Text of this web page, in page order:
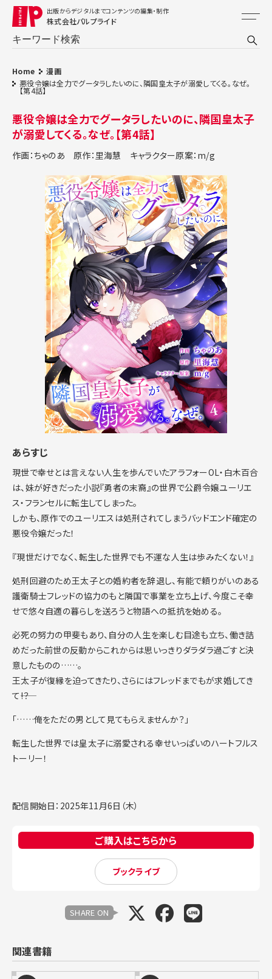
出版からデジタルまでコンテンツの編集・制作
株式会社パルプライド
Home
漫画
悪役令嬢は全力でグータラしたいのに、隣国皇太子が溺愛してくる。なぜ。
【第4話】
悪役令嬢は全力でグータラしたいのに、隣国皇太子
が溺愛してくる。なぜ。【第4話】
作画：ちゃのあ 原作：里海慧 キャラクター原案：m/g
あらすじ
現世で幸せとは言えない人生を歩んでいたアラフォーOL・白木百合
は、妹が好きだった小説『勇者の末裔』の世界で公爵令嬢ユーリエ
ス・フランセルに転生してしまった。
しかも、原作でのユーリエスは処刑されてしまうバッドエンド確定の
悪役令嬢だった！
『現世だけでなく、転生した世界でも不運な人生は歩みたくない！』
処刑回避のため王太子との婚約者を辞退し、有能で頼りがいのある
護衛騎士フレッドの協力のもと隣国で事業を立ち上げ、今度こそ幸
せで悠々自適の暮らしを送ろうと物語への抵抗を始める。
必死の努力の甲斐もあり、自分の人生を楽しむ目途も立ち、働き詰
めだった前世の反動からこれからは思いっきりダラダラ過ごすと決
意したものの……。
王太子が復縁を迫ってきたり、さらにはフレッドまでもが求婚してき
て――!？
「……俺をただの男として見てもらえませんか？」
転生した世界では皇太子に溺愛される幸せいっぱいのハートフルス
トーリー！
配信開始日：2025年11月6日（木）
ご購入はこちらから
ブックライブ
SHARE ON
関連書籍